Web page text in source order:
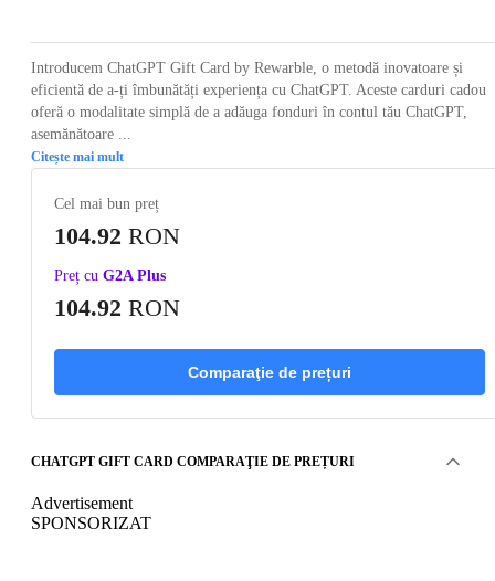
Introducem ChatGPT Gift Card by Rewarble, o metodă inovatoare și
eficientă de a-ți îmbunătăți experiența cu ChatGPT. Aceste carduri cadou
oferă o modalitate simplă de a adăuga fonduri în contul tău ChatGPT,
asemănătoare ...
Citește mai mult
Cel mai bun preț
104.92 RON
Preț cu G2A Plus
104.92 RON
Comparaţie de prețuri
CHATGPT GIFT CARD COMPARAŢIE DE PREȚURI
Advertisement
SPONSORIZAT